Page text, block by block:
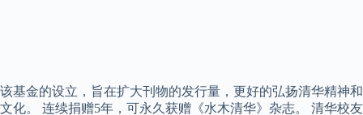
该基金的设立，旨在扩大刊物的发行量，更好的弘扬清华精神和
文化。 连续捐赠5年，可永久获赠《水木清华》杂志。 清华校友